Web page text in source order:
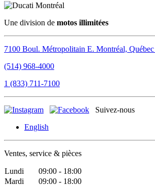
Une division de motos illimitées
7100 Boul. Métropolitain E. Montréal, Québec
(514) 968-4000
1 (833) 711-7100
Suivez-nous
English
Ventes, service & pièces
Lundi
09:00 - 18:00
Mardi
09:00 - 18:00